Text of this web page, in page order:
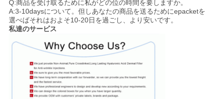
Q:商品を受け取るために私がどの位の時間を要しますか。
A:3-10daysについて。但しあなたの商品を送るためにepacketを
選べばそれはおよそ10-20日を過ごし、より安いです。
私達のサービス